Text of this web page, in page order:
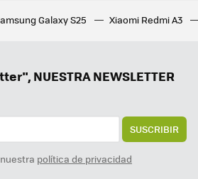
ZTE Nubia Z60 Ultra: cámara bajo la pantalla y Snapdragon 8 Gen 3 para uno de los móviles más potentes del año
10 apps maravillosas de Mac que aún no tienen equivalente de la misma calidad en Windows
Galaxy S25 Xiaomi Redmi A3
NUESTRA NEWSLETTER
SUSCRIBIR
política de privacidad